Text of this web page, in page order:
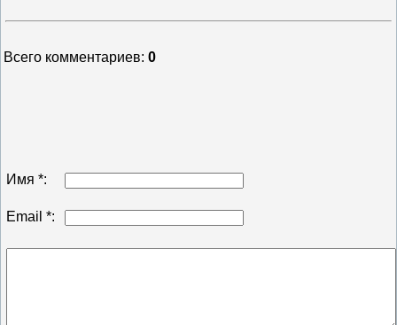
Всего комментариев: 0
Имя *:
Email *: